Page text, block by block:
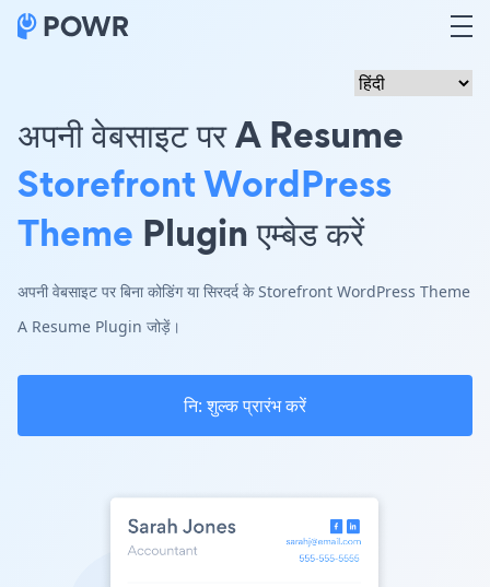
अपनी वेबसाइट पर A Resume
Storefront WordPress
Theme Plugin एम्बेड करें
अपनी वेबसाइट पर बिना कोडिंग या सिरदर्द के Storefront WordPress Theme
A Resume Plugin जोड़ें।
नि: शुल्क प्रारंभ करें